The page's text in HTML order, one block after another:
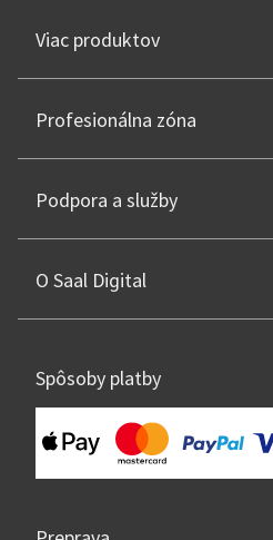
Viac produktov
Profesionálna zóna
Podpora a služby
O Saal Digital
Spôsoby platby